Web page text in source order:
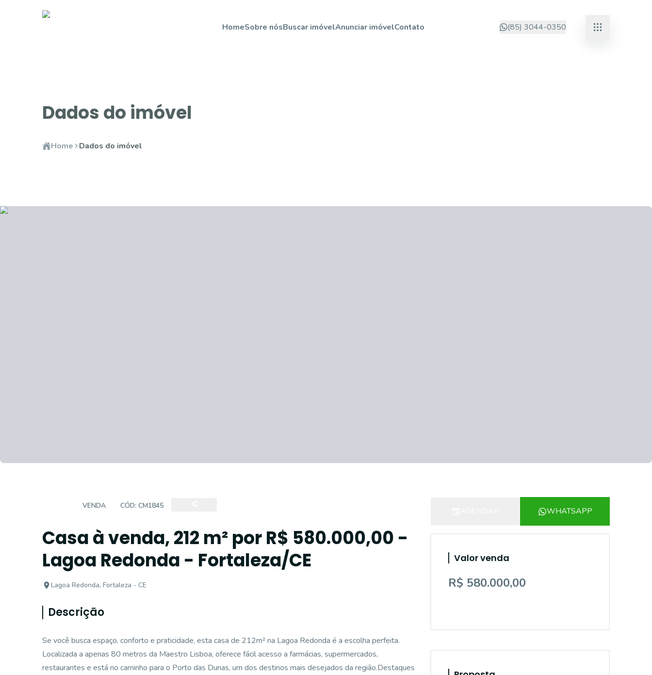
HomeSobre nósBuscar imóvelAnunciar imóvelContato (85) 3044-0350
Dados do imóvel
Home Dados do imóvel
VENDA CÓD: CM1845
Casa à venda, 212 m² por R$ 580.000,00 -
Lagoa Redonda - Fortaleza/CE
Lagoa Redonda, Fortaleza - CE
Descrição
Se você busca espaço, conforto e praticidade, esta casa de 212m² na Lagoa Redonda é a escolha perfeita.
Localizada a apenas 80 metros da Maestro Lisboa, oferece fácil acesso a farmácias, supermercados,
restaurantes e está no caminho para o Porto das Dunas, um dos destinos mais desejados da região.Destaques
WHATSAPP
Valor venda
R$ 580.000,00